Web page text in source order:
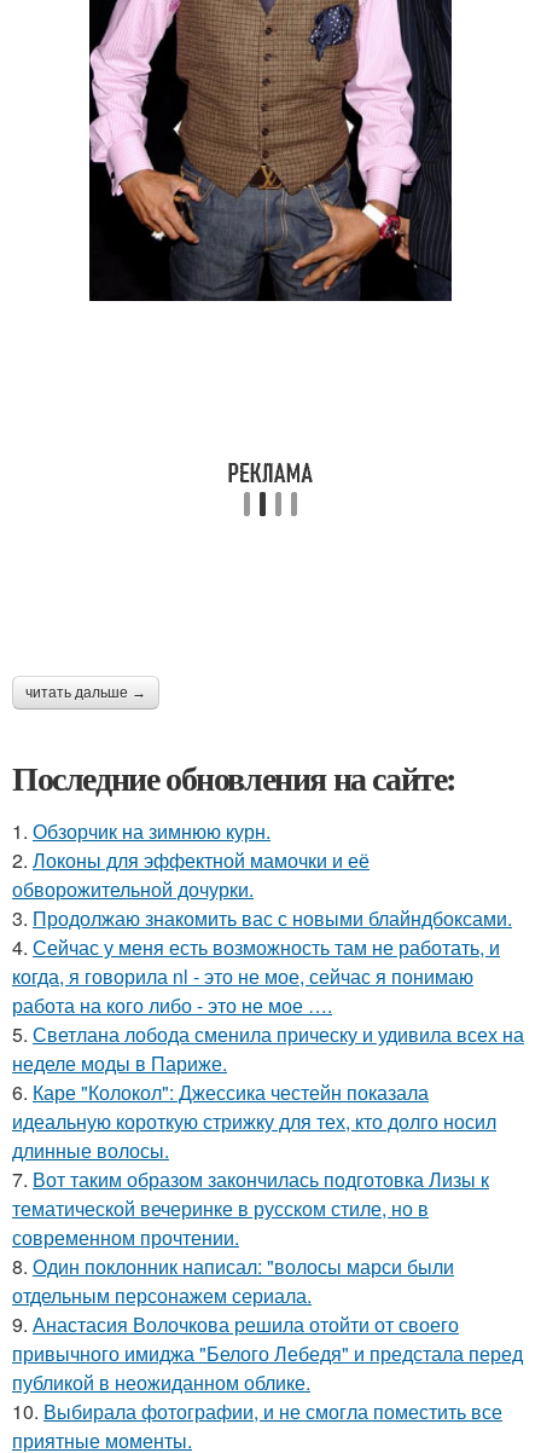
читать дальше →
Последние обновления на сайте:
1. Обзорчик на зимнюю курн.
2. Локоны для эффектной мамочки и её
обворожительной дочурки.
3. Продолжаю знакомить вас с новыми блайндбоксами.
4. Сейчас у меня есть возможность там не работать, и
когда, я говорила nl - это не мое, сейчас я понимаю
работа на кого либо - это не мое ….
5. Светлана лобода сменила прическу и удивила всех на
неделе моды в Париже.
6. Каре "Колокол": Джессика честейн показала
идеальную короткую стрижку для тех, кто долго носил
длинные волосы.
7. Вот таким образом закончилась подготовка Лизы к
тематической вечеринке в русском стиле, но в
современном прочтении.
8. Один поклонник написал: "волосы марси были
отдельным персонажем сериала.
9. Анастасия Волочкова решила отойти от своего
привычного имиджа "Белого Лебедя" и предстала перед
публикой в неожиданном облике.
10. Выбирала фотографии, и не смогла поместить все
приятные моменты.